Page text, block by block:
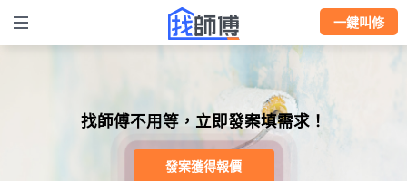
一鍵叫修
找師傅不用等，立即發案填需求！
發案獲得報價